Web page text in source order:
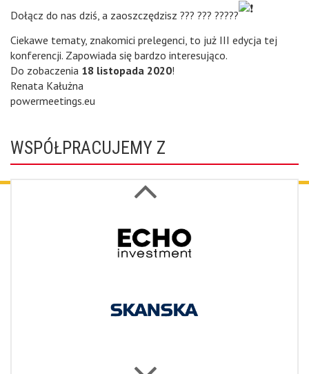
Dołącz do nas dziś, a zaoszczędzisz ??? ??? ?????
Ciekawe tematy, znakomici prelegenci, to już III edycja tej
konferencji. Zapowiada się bardzo interesująco.
Do zobaczenia 18 listopada 2020!
Renata Kałużna
powermeetings.eu
WSPÓŁPRACUJEMY Z